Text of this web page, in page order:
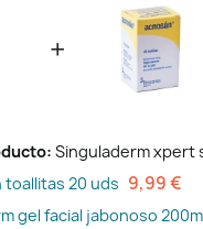
+
Singuladerm xpert
toallitas 20 uds 9,99 €
gel facial jabonoso